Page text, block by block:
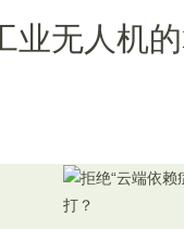
业无人机